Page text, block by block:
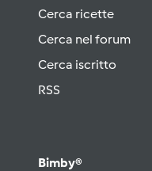
Cerca ricette
Cerca nel forum
Cerca iscritto
RSS
Bimby®